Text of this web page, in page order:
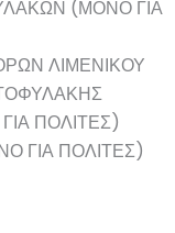
(ΜΟΝΟ ΓΙΑ
ΛΙΜΕΝΙΚΟΥ
ΠΟΛΙΤΕΣ)
ΓΙΑ ΠΟΛΙΤΕΣ)